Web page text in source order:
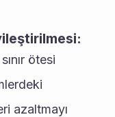
azaltmayı